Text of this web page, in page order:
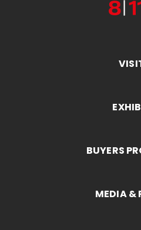
BUYERS
MEDIA &